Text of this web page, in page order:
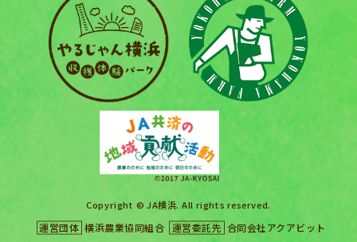
Copyright © JA横浜. All rights reserved.
運営団体 横浜農業協同組合 運営委託先 合同会社アクアビット